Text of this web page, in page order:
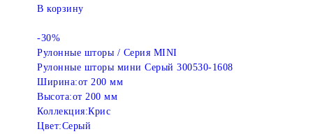
В корзину
-30%
Рулонные шторы / Серия MINI
Рулонные шторы мини Серый 300530-1608
Ширина:от 200 мм
Высота:от 200 мм
Коллекция:Крис
Цвет:Серый